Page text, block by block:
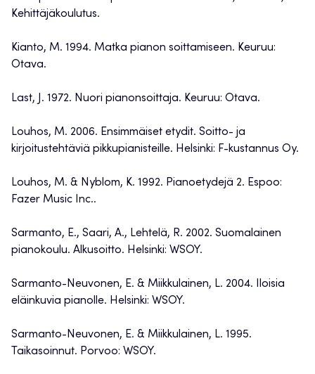
Kehittäjäkoulutus.
Kianto, M. 1994. Matka pianon soittamiseen. Keuruu:
Otava.
Last, J. 1972. Nuori pianonsoittaja. Keuruu: Otava.
Louhos, M. 2006. Ensimmäiset etydit. Soitto- ja
kirjoitustehtäviä pikkupianisteille. Helsinki: F-kustannus Oy.
Louhos, M. & Nyblom, K. 1992. Pianoetydejä 2. Espoo:
Fazer Music Inc..
Sarmanto, E., Saari, A., Lehtelä, R. 2002. Suomalainen
pianokoulu. Alkusoitto. Helsinki: WSOY.
Sarmanto-Neuvonen, E. & Miikkulainen, L. 2004. Iloisia
eläinkuvia pianolle. Helsinki: WSOY.
Sarmanto-Neuvonen, E. & Miikkulainen, L. 1995.
Taikasoinnut. Porvoo: WSOY.